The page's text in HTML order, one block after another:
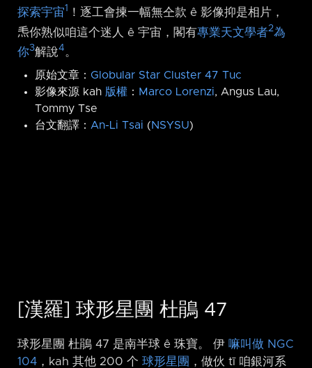
探索宇宙1
！逐工會揀一幅無仝款 ê 影像抑是相片，
𤆬你熟似咱這个迷人 ê 宇宙，閣有專業天文學者2為
你3解說4 。
原始文章： Globular Star Cluster 47 Tuc
影像來源 kah 版權 ： Marco Lorenzi, Angus Lau,
Tommy Tse
台文翻譯： An-Li Tsai (NSYSU)
[漢羅] 球形星團 杜鵑 47
球形星團 杜鵑 47 是南半球 ê 珠寶。 伊 嘛叫做 NGC
104 ，kah 其他 200 个 球形星團 ，做伙 tī 咱銀河系